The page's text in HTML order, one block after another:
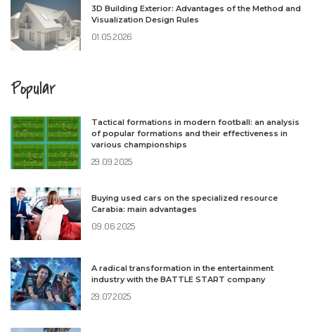
3D Building Exterior: Advantages of the Method and
Visualization Design Rules
01.05.2026
Popular
Tactical formations in modern football: an analysis
of popular formations and their effectiveness in
various championships
29.09.2025
Buying used cars on the specialized resource
Carabia: main advantages
09.06.2025
A radical transformation in the entertainment
industry with the BATTLE START company
29.07.2025